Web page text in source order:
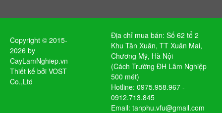
Copyright © 2015-
2026 by
CayLamNghiep.vn
Thiết kế bởi VOST
Co.,Ltd
Địa chỉ mua bán: Số 62 tổ 2
Khu Tân Xuân, TT Xuân Mai,
Chương Mỹ, Hà Nội
(Cách Trường ĐH Lâm Nghiệp
500 mét)
Hotline: 0975.958.967 -
0912.713.845
Email: tanphu.vfu@gmail.com